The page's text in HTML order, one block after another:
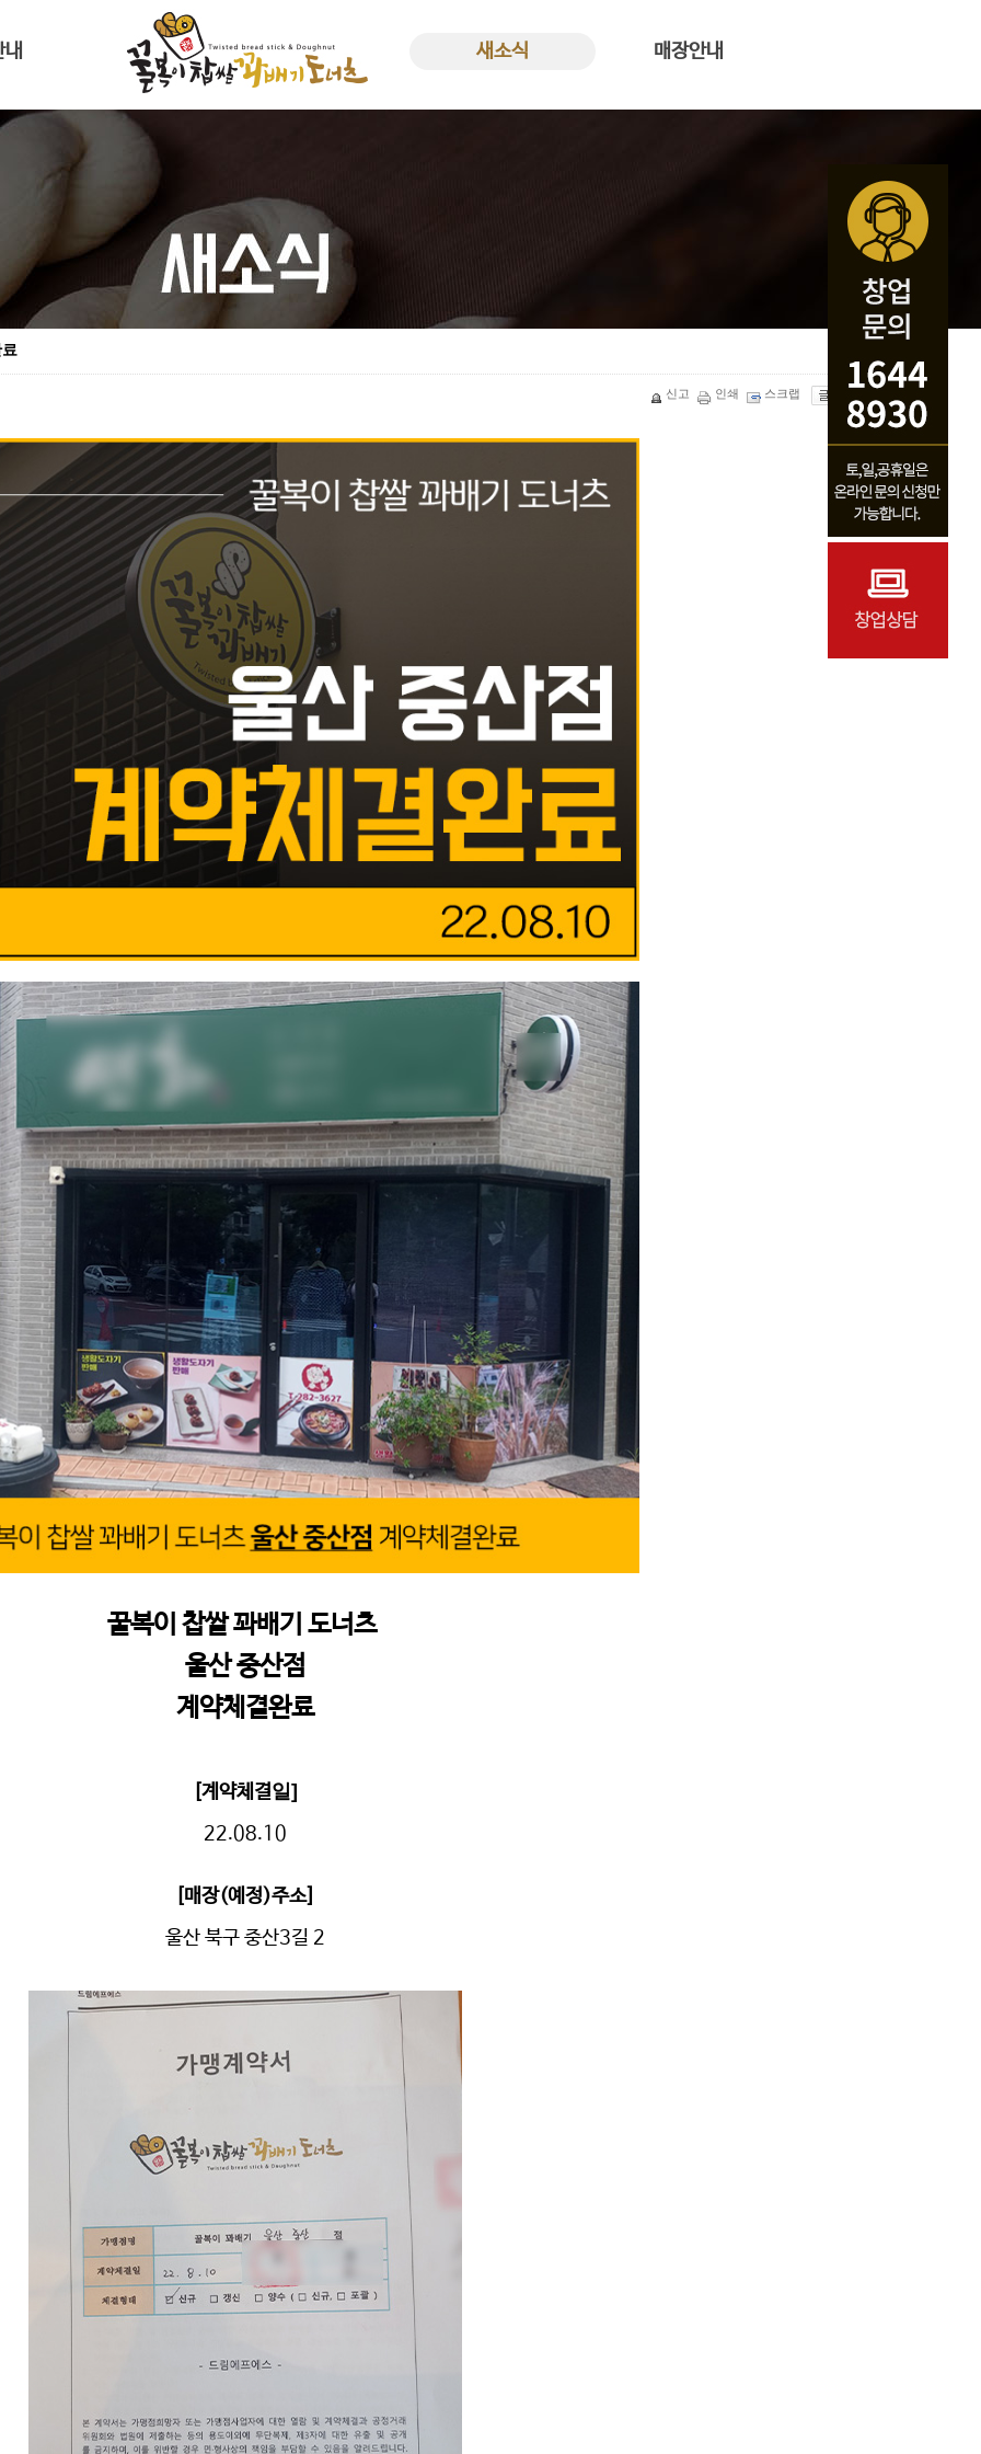
꿀복이
새소식 매장안내
신고 인쇄 스크랩
꿀복이 찹쌀 꽈배기 도너츠
울산 중산점
계약체결완료
[계약체결일]
22.08.10
[매장(예정)주소]
울산 북구 중산3길 2